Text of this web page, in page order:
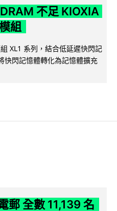
不足 KIOXIA
組
XL1 系列，結合低延遲快閃記
快閃記憶體轉化為記憶體擴充
郵 全數 11,139 名